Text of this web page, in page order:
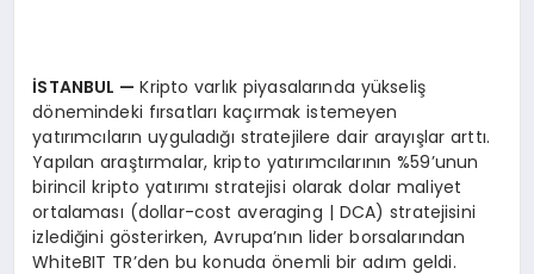
İSTANBUL —Kripto varlık piyasalarında yükseliş
dönemindeki fırsatları kaçırmak istemeyen
yatırımcıların uyguladığı stratejilere dair arayışlar arttı.
Yapılan araştırmalar, kripto yatırımcılarının %59’unun
birincil kripto yatırımı stratejisi olarak dolar maliyet
ortalaması (dollar-cost averaging | DCA) stratejisini
izlediğini gösterirken, Avrupa’nın lider borsalarından
WhiteBIT TR’den bu konuda önemli bir adım geldi.